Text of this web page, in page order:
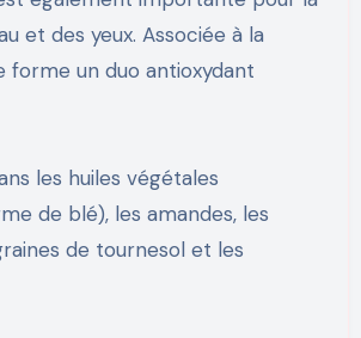
et des yeux. Associée à la
forme un duo antioxydant
les huiles végétales
de blé), les amandes, les
de tournesol et les